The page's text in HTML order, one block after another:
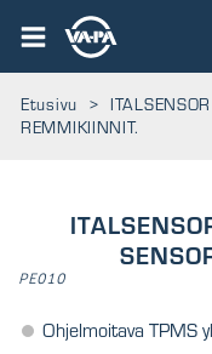
Etusivu >
REMMIKIINNIT.
PE010
Ohjelmoitava TPMS